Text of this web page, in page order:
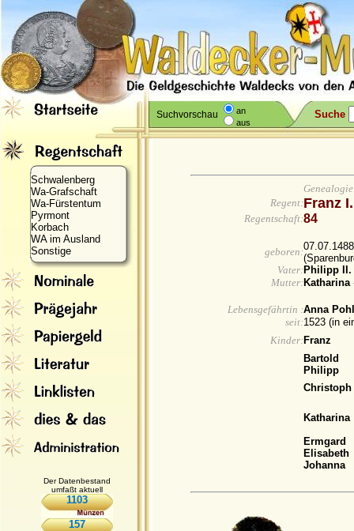
Suchvorschau
an
aus
Suche
Schwalenberg
Wa-Grafschaft
Wa-Fürstentum
Pyrmont
Korbach
WA im Ausland
Sonstige
Der Datenbestand
umfaßt aktuell
1103
157
Regent:Franz
Regentschaft:84
geboren:
Vater: Philipp II.
Mutter: Katharina
Lebensgefährtin :Anna
seit:1523 (in
Kinder: Franz
Bartold
Philipp
Christoph
Katharina
Ermgard
Elisabeth
Johanna